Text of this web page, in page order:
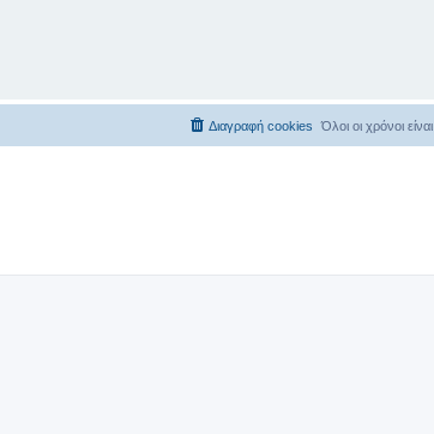
Όλοι οι χρόνοι είναι
Διαγραφή cookies